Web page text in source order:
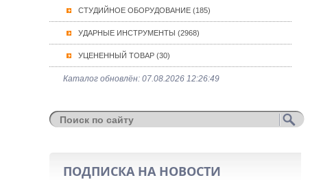
СТУДИЙНОЕ ОБОРУДОВАНИЕ (185)
УДАРНЫЕ ИНСТРУМЕНТЫ (2968)
УЦЕНЕННЫЙ ТОВАР (30)
Каталог обновлён: 07.08.2026 12:26:49
ПОДПИСКА НА НОВОСТИ